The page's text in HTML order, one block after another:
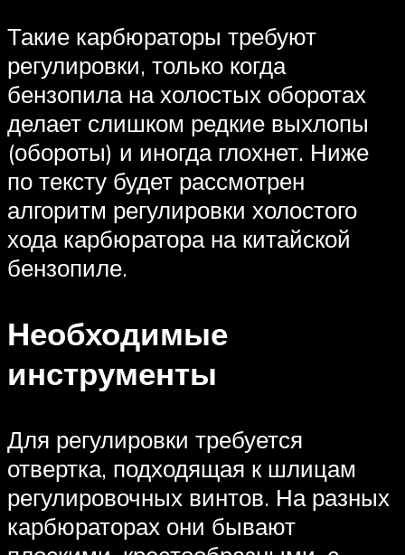
Такие карбюраторы требуют
регулировки, только когда
бензопила на холостых оборотах
делает слишком редкие выхлопы
(обороты) и иногда глохнет. Ниже
по тексту будет рассмотрен
алгоритм регулировки холостого
хода карбюратора на китайской
бензопиле.
Необходимые
инструменты
Для регулировки требуется
отвертка, подходящая к шлицам
регулировочных винтов. На разных
карбюраторах они бывают